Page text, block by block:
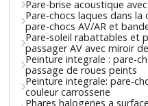
Pare-brise acoustique
Pare-chocs laques dans
pare-chocs AV/AR et
Pare-soleil rabattables et
passager AV avec miroir
Peinture integrale : pare-
passage de roues peints
Peinture integrale: pare-
couleur carrosserie
Phares halogenes a